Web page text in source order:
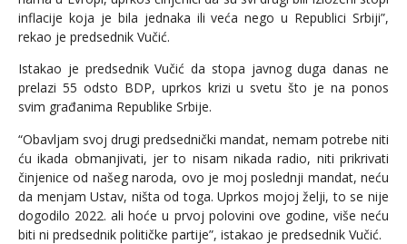
inflacije koja je bila jednaka ili veća nego u Republici Srbiji”,
rekao je predsednik Vučić.
Istakao je predsednik Vučić da stopa javnog duga danas ne
prelazi 55 odsto BDP, uprkos krizi u svetu što je na ponos
svim građanima Republike Srbije.
“Obavljam svoj drugi predsednički mandat, nemam potrebe niti
ću ikada obmanjivati, jer to nisam nikada radio, niti prikrivati
činjenice od našeg naroda, ovo je moj poslednji mandat, neću
da menjam Ustav, ništa od toga. Uprkos mojoj želji, to se nije
dogodilo 2022. ali hoće u prvoj polovini ove godine, više neću
biti ni predsednik političke partije”, istakao je predsednik Vučić.